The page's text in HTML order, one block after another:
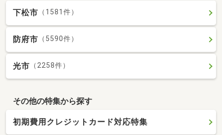
下松市 （1581件）
防府市 （5590件）
光市 （2258件）
その他の特集から探す
初期費用クレジットカード対応特集